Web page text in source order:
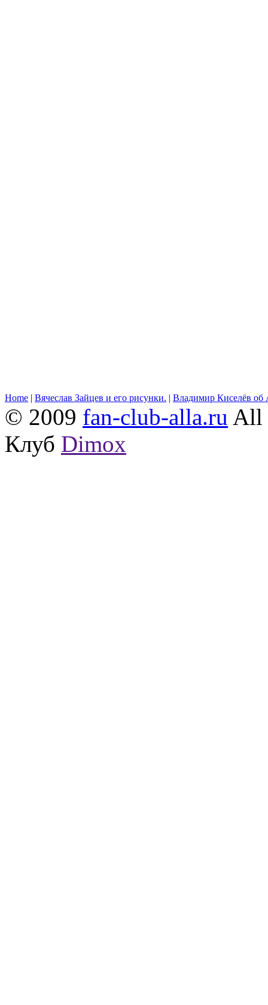
Home | Вячеслав Зайцев и его рисунки. | Владимир Киселёв об
© 2009 fan-club-alla.ru All
Клуб Dimox